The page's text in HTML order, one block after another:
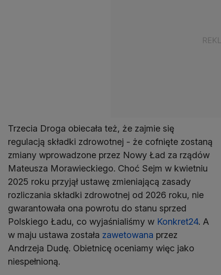
Trzecia Droga obiecała też, że zajmie się
regulacją składki zdrowotnej - że cofnięte zostaną
zmiany wprowadzone przez Nowy Ład za rządów
Mateusza Morawieckiego. Choć Sejm w kwietniu
2025 roku przyjął ustawę zmieniającą zasady
rozliczania składki zdrowotnej od 2026 roku, nie
gwarantowała ona powrotu do stanu sprzed
Polskiego Ładu, co wyjaśnialiśmy w Konkret24. A
w maju ustawa została zawetowana przez
Andrzeja Dudę. Obietnicę oceniamy więc jako
niespełnioną.